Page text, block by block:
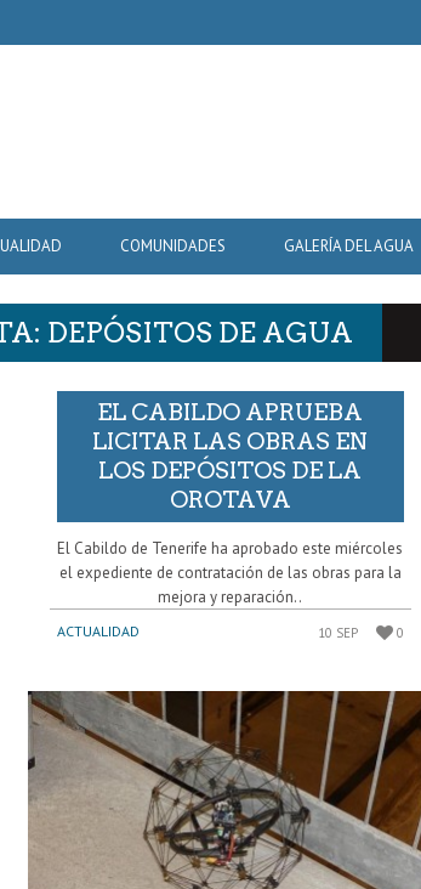
COMUNIDADES GALERÍA DEL AGUA
DEPÓSITOS DE AGUA
EL CABILDO APRUEBA
LICITAR LAS OBRAS EN
LOS DEPÓSITOS DE LA
OROTAVA
El Cabildo de Tenerife ha aprobado este miércoles
el expediente de contratación de las obras para la
mejora y reparación..
ACTUALIDAD 10 SEP 0